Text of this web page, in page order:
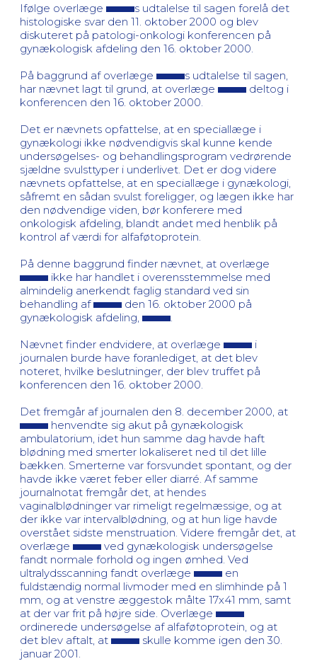
Ifølge overlæge
s udtalelse til sagen forelå det
histologiske svar den 11. oktober 2000 og blev
diskuteret på patologi-onkologi konferencen på
gynækologisk afdeling den 16. oktober 2000.
På baggrund af overlæge
s udtalelse til sagen,
har nævnet lagt til grund, at overlæge
deltog i
konferencen den 16. oktober 2000.
Det er nævnets opfattelse, at en speciallæge i
gynækologi ikke nødvendigvis skal kunne kende
undersøgelses- og behandlingsprogram vedrørende
sjældne svulsttyper i underlivet. Det er dog videre
nævnets opfattelse, at en speciallæge i gynækologi,
såfremt en sådan svulst foreligger, og lægen ikke har
den nødvendige viden, bør konferere med
onkologisk afdeling, blandt andet med henblik på
kontrol af værdi for alfaføtoprotein.
På denne baggrund finder nævnet, at overlæge
ikke har handlet i overensstemmelse med
almindelig anerkendt faglig standard ved sin
behandling af
den 16. oktober 2000 på
gynækologisk afdeling,
Nævnet finder endvidere, at overlæge
i
journalen burde have foranlediget, at det blev
noteret, hvilke beslutninger, der blev truffet på
konferencen den 16. oktober 2000.
Det fremgår af journalen den 8. december 2000, at
henvendte sig akut på gynækologisk
ambulatorium, idet hun samme dag havde haft
blødning med smerter lokaliseret ned til det lille
bækken. Smerterne var forsvundet spontant, og der
havde ikke været feber eller diarré. Af samme
journalnotat fremgår det, at hendes
vaginalblødninger var rimeligt regelmæssige, og at
der ikke var intervalblødning, og at hun lige havde
overstået sidste menstruation. Videre fremgår det, at
overlæge
ved gynækologisk undersøgelse
fandt normale forhold og ingen ømhed. Ved
ultralydsscanning fandt overlæge
en
fuldstændig normal livmoder med en slimhinde på 1
mm, og at venstre æggestok målte 17x41 mm, samt
at der var frit på højre side. Overlæge
ordinerede undersøgelse af alfaføtoprotein, og at
det blev aftalt, at
skulle komme igen den 30.
januar 2001.